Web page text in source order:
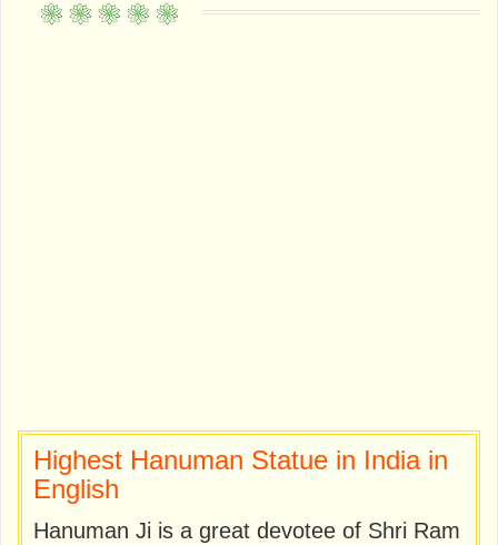
Highest Hanuman Statue in India in
English
Hanuman Ji is a great devotee of Shri Ram